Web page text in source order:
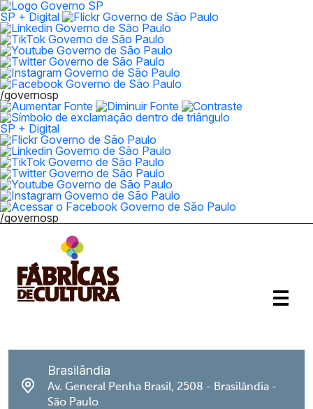
SP + Digital
/governosp
SP + Digital
/governosp
Brasilândia
Av. General Penha Brasil, 2508 - Brasilândia -
São Paulo